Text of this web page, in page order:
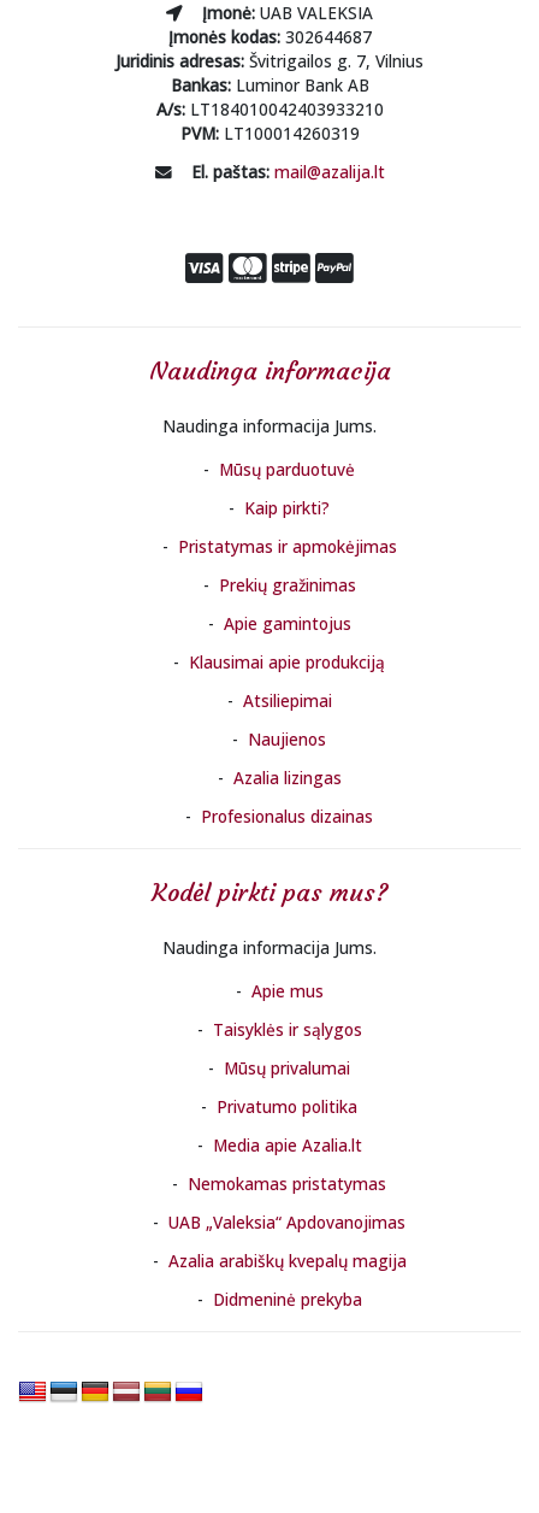
Įmonė: UAB VALEKSIA
Įmonės kodas:302644687
Juridinis adresas: Švitrigailos g. 7, Vilnius
Bankas:Luminor Bank AB
A/s:LT184010042403933210
PVM:LT100014260319
El. paštas: mail@azalija.lt
Naudinga informacija
Naudinga informacija Jums.
Mūsų parduotuvė
Kaip pirkti?
Pristatymas ir apmokėjimas
Prekių gražinimas
Apie gamintojus
Klausimai apie produkciją
Atsiliepimai
Naujienos
Azalia lizingas
Profesionalus dizainas
Kodėl pirkti pas mus?
Naudinga informacija Jums.
Apie mus
Taisyklės ir sąlygos
Mūsų privalumai
Privatumo politika
Media apie Azalia.lt
Nemokamas pristatymas
UAB „Valeksia“ Apdovanojimas
Azalia arabiškų kvepalų magija
Didmeninė prekyba